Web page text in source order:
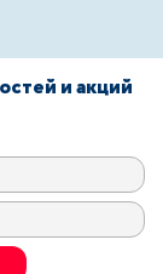
и акций